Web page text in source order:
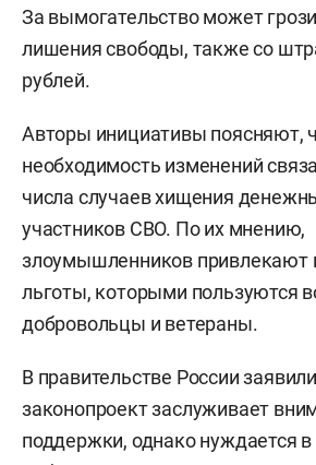
За вымогательство может
лишения свободы, также со
рублей.
Авторы инициативы поясняют,
необходимость изменений
числа случаев хищения
участников СВО. По их мнению,
злоумышленников привлекают
льготы, которыми пользуются
добровольцы и ветераны.
В правительстве России
законопроект заслуживает
поддержки, однако нуждается